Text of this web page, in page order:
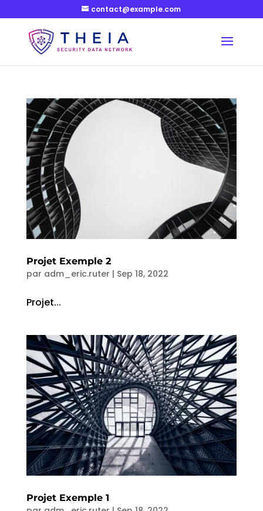
contact@example.com
Projet Exemple 2
par adm_eric.ruter | Sep 18, 2022
Projet...
Projet Exemple 1